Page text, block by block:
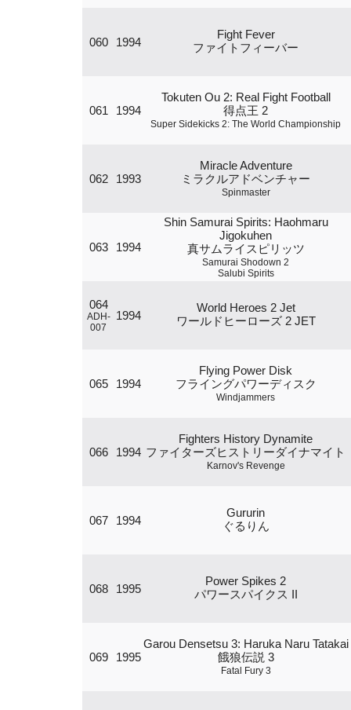
060 1994
Fight Fever
ファイトフィーバー
061 1994
Tokuten Ou 2: Real Fight Football
得点王 2
Super Sidekicks 2: The World Championship
062 1993
Miracle Adventure
ミラクルアドベンチャー
Spinmaster
063 1994
Shin Samurai Spirits: Haohmaru
Jigokuhen
真サムライスピリッツ
Samurai Shodown 2
Salubi Spirits
064
ADH-
007
1994
World Heroes 2 Jet
ワールドヒーローズ 2 JET
065 1994
Flying Power Disk
フライングパワーディスク
Windjammers
066 1994
Fighters History Dynamite
ファイターズヒストリーダイナマイト
Karnov's Revenge
067 1994
Gururin
ぐるりん
068 1995
Power Spikes 2
パワースパイクス II
069 1995
Garou Densetsu 3: Haruka Naru Tatakai
餓狼伝説 3
Fatal Fury 3